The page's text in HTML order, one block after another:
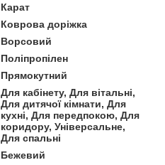
Карат
Коврова доріжка
Ворсовий
Поліпропілен
Прямокутний
Для кабінету, Для вітальні,
Для дитячої кімнати, Для
кухні, Для передпокою, Для
коридору, Універсальне,
Для спальні
Бежевий